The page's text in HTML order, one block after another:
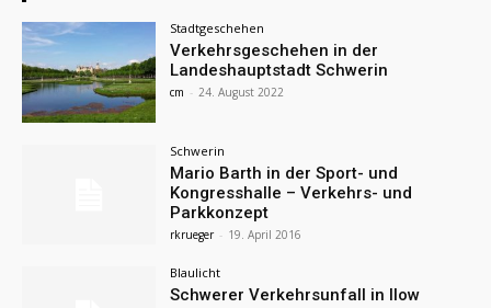
Stadtgeschehen
Verkehrsgeschehen in der
Landeshauptstadt Schwerin
cm - 24. August 2022
Schwerin
Mario Barth in der Sport- und
Kongresshalle – Verkehrs- und
Parkkonzept
rkrueger - 19. April 2016
Blaulicht
Schwerer Verkehrsunfall in llow